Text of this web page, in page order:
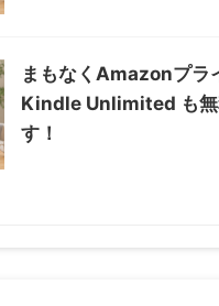
まもなくAmazonプラ
Kindle Unlimited も無
す！